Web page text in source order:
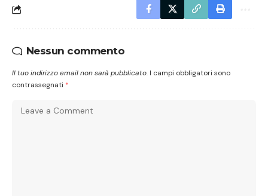
Nessun commento
Il tuo indirizzo email non sarà pubblicato. I campi obbligatori sono
contrassegnati *